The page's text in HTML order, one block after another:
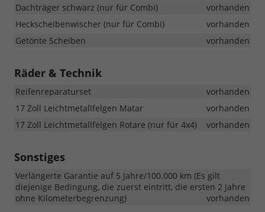
Dachträger schwarz (nur für Combi)
vorhanden
Heckscheibenwischer (nur für Combi)
vorhanden
Getönte Scheiben
vorhanden
Räder & Technik
Reifenreparaturset
vorhanden
17 Zoll Leichtmetallfelgen Matar
vorhanden
17 Zoll Leichtmetallfelgen Rotare (nur für 4x4)
vorhanden
Sonstiges
Verlängerte Garantie auf 5 Jahre/100.000 km (Es gilt
diejenige Bedingung, die zuerst eintritt, die ersten 2 Jahre
ohne Kilometerbegrenzung)
vorhanden